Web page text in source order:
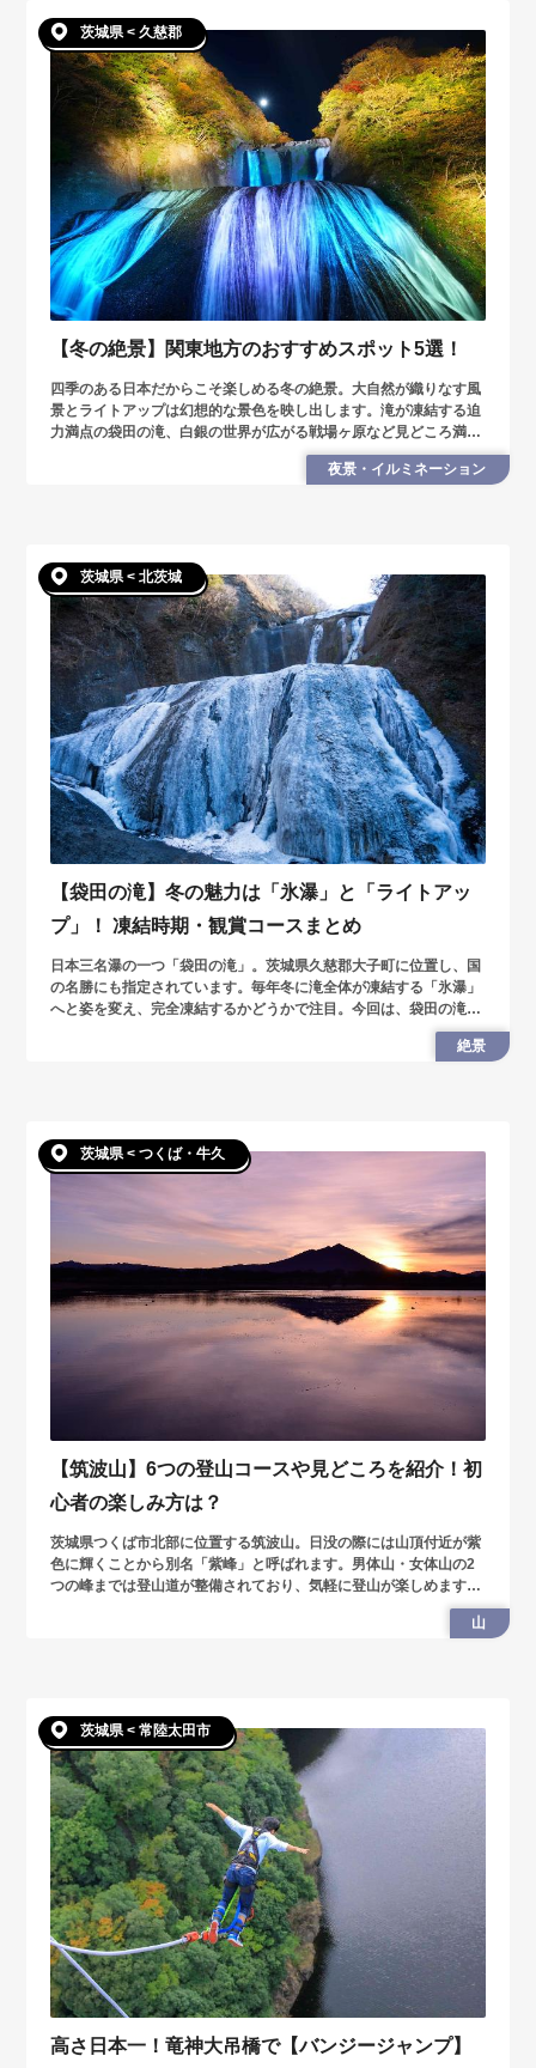
茨城県 < 久慈郡
【冬の絶景】関東地方のおすすめスポット5選！
四季のある日本だからこそ楽しめる冬の絶景。大自然が織りなす風
景とライトアップは幻想的な景色を映し出します。滝が凍結する迫
力満点の袋田の滝、白銀の世界が広がる戦場ヶ原など見どころ満
載。今回は関東地方で見ることができる冬の絶景5選を紹介しま
夜景・イルミネーション
茨城県 < 北茨城
【袋田の滝】冬の魅力は「氷瀑」と「ライトアッ
プ」！ 凍結時期・観賞コースまとめ
日本三名瀑の一つ「袋田の滝」。茨城県久慈郡大子町に位置し、国
の名勝にも指定されています。毎年冬に滝全体が凍結する「氷瀑」
へと姿を変え、完全凍結するかどうかで注目。今回は、袋田の滝の
絶景
茨城県 < つくば・牛久
【筑波山】6つの登山コースや見どころを紹介！初
心者の楽しみ方は？
茨城県つくば市北部に位置する筑波山。日没の際には山頂付近が紫
色に輝くことから別名「紫峰」と呼ばれます。男体山・女体山の2
つの峰までは登山道が整備されており、気軽に登山が楽しめます。
山
茨城県 < 常陸太田市
高さ日本一！竜神大吊橋で【バンジージャンプ】